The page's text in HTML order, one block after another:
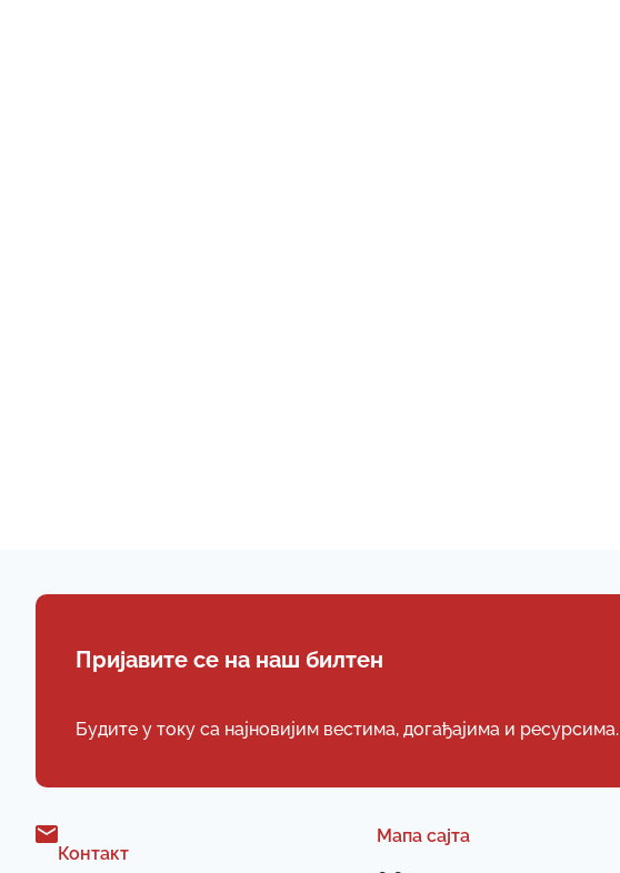
Пријавите се на наш билтен
Будите у току са најновијим вестима, догађајима и ресурсима.
Контакт
Мапа сајта